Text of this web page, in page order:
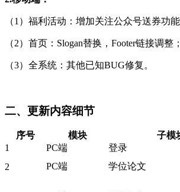
（1）福利活动：增加关注公众号送券功能
（2）首页：Slogan替换，Footer链接调整；
（3）全系统：其他已知BUG修复。
二、更新内容细节
序号 模块 子模
1
PC端 登录
2
PC端 学位论文